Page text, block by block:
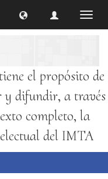
el propósito de
y difundir, a través
completo, la
del IMTA